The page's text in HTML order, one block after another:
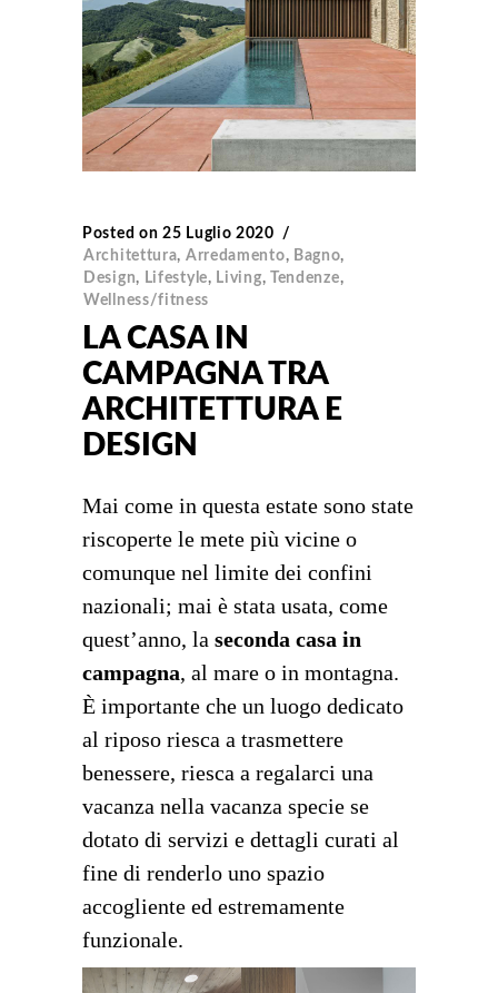
Posted on 25 Luglio 2020
Architettura, Arredamento, Bagno,
Design, Lifestyle, Living, Tendenze,
Wellness/fitness
LA CASA IN
CAMPAGNA TRA
ARCHITETTURA E
DESIGN
Mai come in questa estate sono state
riscoperte le mete più vicine o
comunque nel limite dei confini
nazionali; mai è stata usata, come
quest’anno, la seconda casa in
campagna, al mare o in montagna.
È importante che un luogo dedicato
al riposo riesca a trasmettere
benessere, riesca a regalarci una
vacanza nella vacanza specie se
dotato di servizi e dettagli curati al
fine di renderlo uno spazio
accogliente ed estremamente
funzionale.